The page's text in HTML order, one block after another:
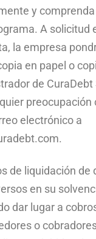
y
A solicitud
la empresa
en papel o
de CuraDebt
preocupación
electrónico a
.
de liquidación de
en su
dar lugar a
o